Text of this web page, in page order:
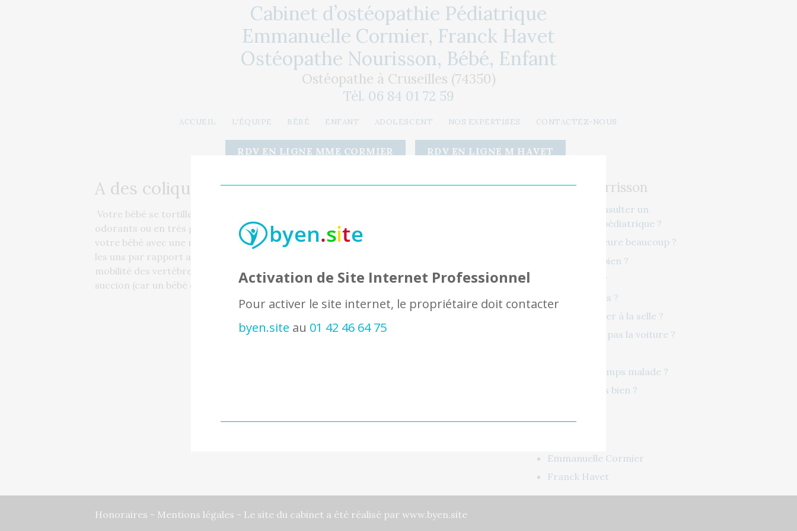
Cabinet d’ostéopathie Pédiatrique
Emmanuelle Cormier, Franck Havet
Ostéopathe Nourisson, Bébé, Enfant
Ostéopathe à Cruseilles (74350)
Tél. 06 84 01 72 59
ACCUEIL L'ÉQUIPE BÉBÉ ENFANT ADOLESCENT NOS EXPERTISES CONTACTEZ-NOUS
RDV EN LIGNE MME CORMIER RDV EN LIGNE M HAVET
A des coliques ?
Votre bébé se tortille, semble avoir des spasmes, son ventre est gonflé, il a des gaz
odorants ou en très grandes quantités ? L’Ostéopathe Pédiatrique palpe le ventre de
votre bébé avec une main chaude et délicate. Il teste la mobilité des différents viscères,
les uns par rapport aux autres, la musculature intestinale (dure ou trop souple), la
mobilité des vertèbres en lien avec l’innervation des viscères (le bassin en particulier), la
succion (car un bébé qui tète mal avale de l’air). Puis il mobilise les zones qui en ont besoin.
Bébé - Nourrisson
Pourquoi consulter un
ostéopathe pédiatrique ?
Mon bébé Pleure beaucoup ?
Ne tète pas bien ?
A des reflux ?
A des coliques ?
A du mal à aller à la selle ?
Ne supporte pas la voiture ?
Est tout le temps malade ?
Ne bouge pas bien ?
Emmanuelle Cormier
Franck Havet
Honoraires - Mentions légales - Le site du cabinet a été réalisé par www.byen.site
Activation de Site Internet Professionnel
Pour activer le site internet, le propriétaire doit contacter
byen.site au 01 42 46 64 75